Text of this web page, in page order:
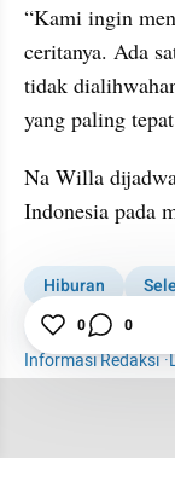
“Kami ingin
ceritanya. Ada
tidak
yang paling
Na Willa
Indonesia pada
Hiburan
Na Willa
Informasi Redaksi·
0 0